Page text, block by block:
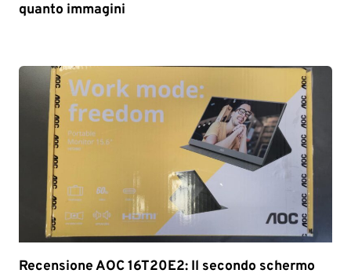
quanto immagini
Recensione AOC 16T20E2: Il secondo schermo